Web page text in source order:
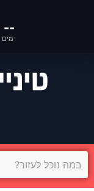
--
ימים